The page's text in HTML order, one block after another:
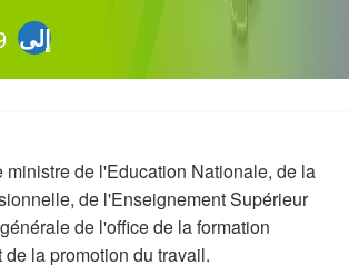
إلى
ministre de l'Education Nationale, de la
de l'Enseignement Supérieur
de l'office de la formation
la promotion du travail.